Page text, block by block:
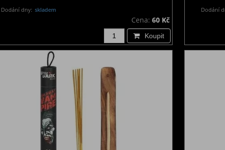
Dodání dny: skladem
Cena: 60 Kč
Koupit
Dodání